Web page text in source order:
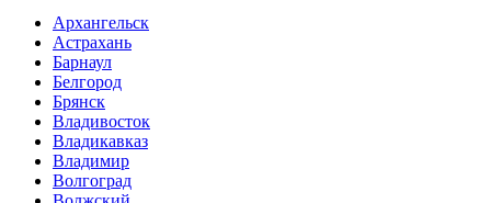
Архангельск
Астрахань
Барнаул
Белгород
Брянск
Владивосток
Владикавказ
Владимир
Волгоград